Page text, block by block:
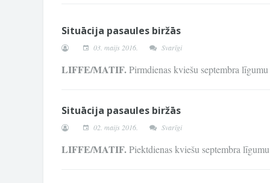
Situācija pasaules biržās
03. maijs 2016. Svarīgi
LIFFE/MATIF.Pirmdienas kviešu septembra
Situācija pasaules biržās
02. maijs 2016. Svarīgi
LIFFE/MATIF.Piektdienas kviešu septembra